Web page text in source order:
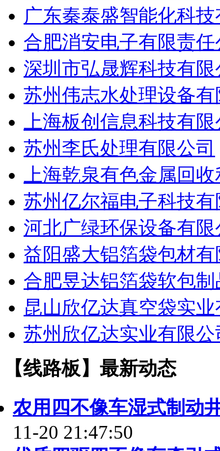
广东秦泰盛智能化科
合肥消安电子有限责任
深圳市弘晟辉科技有限
苏州伟志水处理设备
上海板创信息科技有
苏州李氏处理有限公司
上海乾泉有色金属回
苏州亿尔福电子科技
河北广绿环保设备有限
益阳盛大铝箔袋包材
合肥昱达铝箔袋软包
昆山欣亿达真空袋实
苏州欣亿达实业有限公
【线路板】最新动态
农用四不像车湿式制动
11-20 21:47:50